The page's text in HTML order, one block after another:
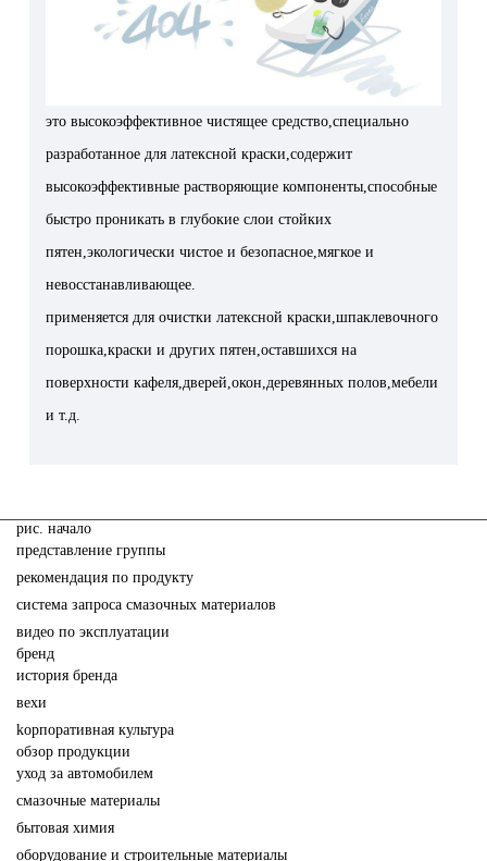
это высокоэффективное чистящее средство,специально
разработанное для латексной краски,содержит
высокоэффективные растворяющие компоненты,способные
быстро проникать в глубокие слои стойких
пятен,экологически чистое и безопасное,мягкое и
невосстанавливающее.
применяется для очистки латексной краски,шпаклевочного
порошка,краски и других пятен,оставшихся на
поверхности кафеля,дверей,окон,деревянных полов,мебели
и т.д.
pис. начало
представление группы
рекомендация по продукту
система запроса смазочных материалов
видео по эксплуатации
бренд
история бренда
вехи
kорпоративная культура
обзор продукции
yход за автомобилем
cмазочные материалы
бытовая химия
oборудование и строительные материалы